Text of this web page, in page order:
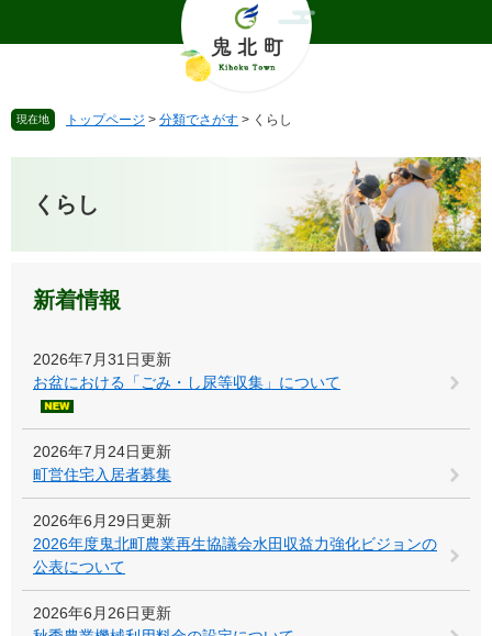
頭
飛現在地 トップページ > 分類でさがす > くらし
くらし
新着情報
2026年7月31日更新
お盆における「ごみ・し尿等収集」について
2026年7月24日更新
町営住宅入居者募集
2026年6月29日更新
2026年度鬼北町農業再生協議会水田収益力強化ビジョンの
公表について
2026年6月26日更新